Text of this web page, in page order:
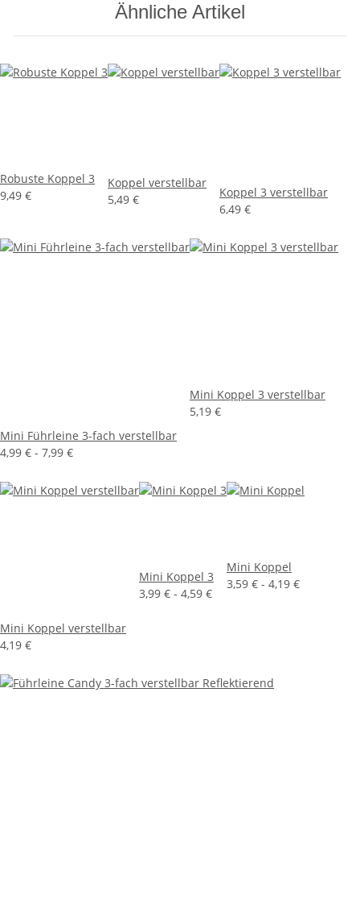
Ähnliche Artikel
Robuste Koppel 3
9,49 €
Koppel verstellbar
5,49 €
Koppel 3 verstellbar
6,49 €
Mini Führleine 3-fach verstellbar
4,99 € - 7,99 €
Mini Koppel 3 verstellbar
5,19 €
Mini Koppel verstellbar
4,19 €
Mini Koppel 3
3,99 € - 4,59 €
Mini Koppel
3,59 € - 4,19 €